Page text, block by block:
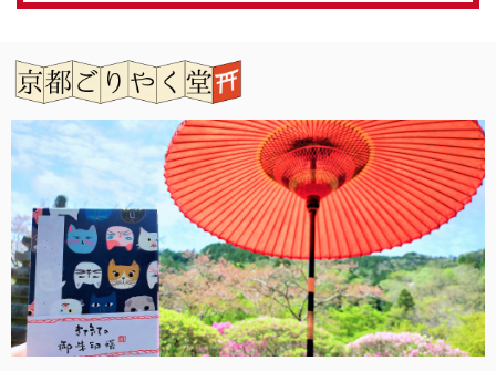
2026/04/27
息子へのプレゼントとして購入しました。 男性なのでシン
プルが良いと思い選びましたが、私もとても気に入ってしま
いました。 女性の方にもお勧めです。 有難うございまし
た。
この度は当店をご利用いただきありがとうござ
います。 また機会がありましたらよろしくお願
いいたします。